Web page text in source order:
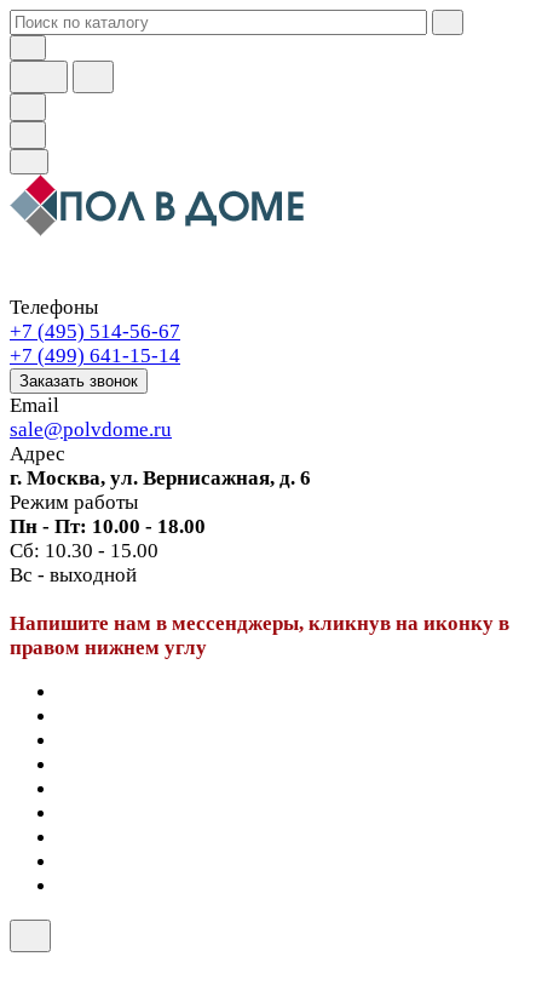
Телефоны
+7 (495) 514-56-67
+7 (499) 641-15-14
Заказать звонок
Email
sale@polvdome.ru
Адрес
г. Москва, ул. Вернисажная, д. 6
Режим работы
Пн - Пт: 10.00 - 18.00
Сб: 10.30 - 15.00
Вс - выходной
Напишите нам в мессенджеры, кликнув на иконку в
правом нижнем углу